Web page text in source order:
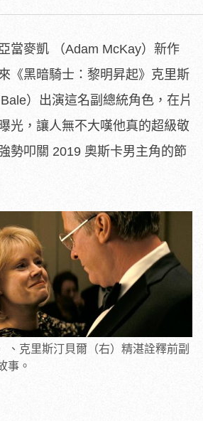
當麥凱 （Adam McKay）新作
《黑暗騎士：黎明昇起》克里斯
）出演這名副總統角色，在片
光，讓人無不大嘆他真的超級敬
勢叩關 2019 奧斯卡男主角的節
、克里斯汀貝爾（右）精湛詮釋前副
事。